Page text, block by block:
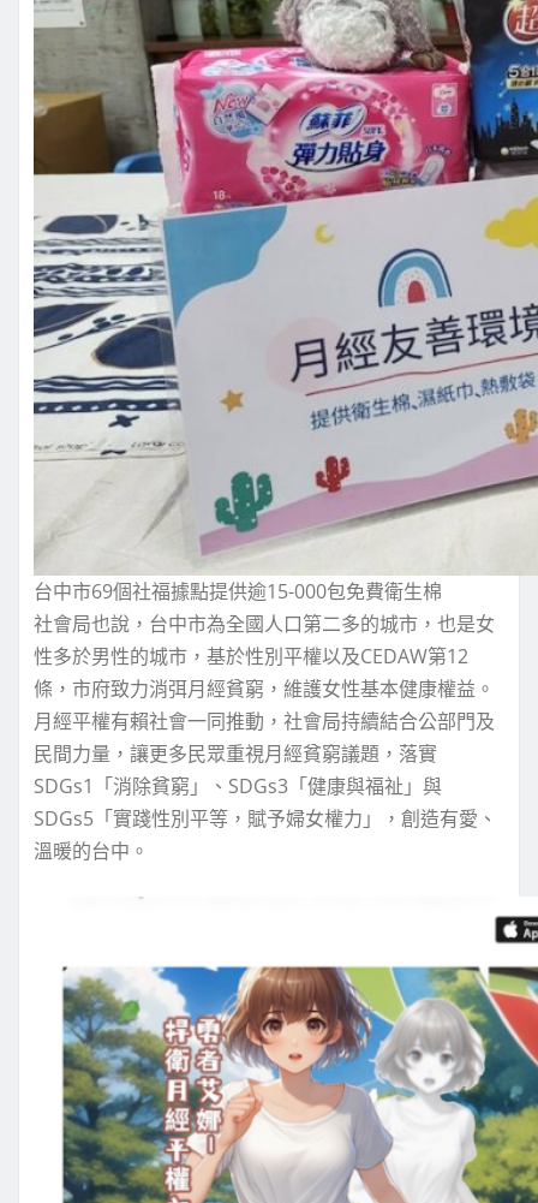
台中市69個社福據點提供逾15-000包免費衛生棉
社會局也說，台中市為全國人口第二多的城市，也是女
性多於男性的城市，基於性別平權以及CEDAW第12
條，市府致力消弭月經貧窮，維護女性基本健康權益。
月經平權有賴社會一同推動，社會局持續結合公部門及
民間力量，讓更多民眾重視月經貧窮議題，落實
SDGs1「消除貧窮」、SDGs3「健康與福祉」與
SDGs5「實踐性別平等，賦予婦女權力」，創造有愛、
溫暖的台中。